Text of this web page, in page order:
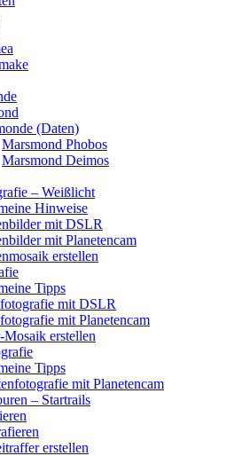
(Daten)
Marsmond Phobos
Marsmond Deimos
– Weißlicht
Hinweise
mit DSLR
mit Planetencam
erstellen
Tipps
mit DSLR
mit Planetencam
erstellen
Tipps
mit Planetencam
– Startrails
erstellen